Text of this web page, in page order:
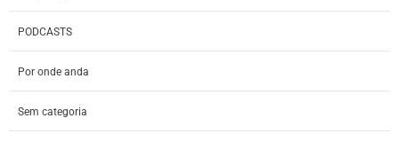
PODCASTS
Por onde anda
Sem categoria